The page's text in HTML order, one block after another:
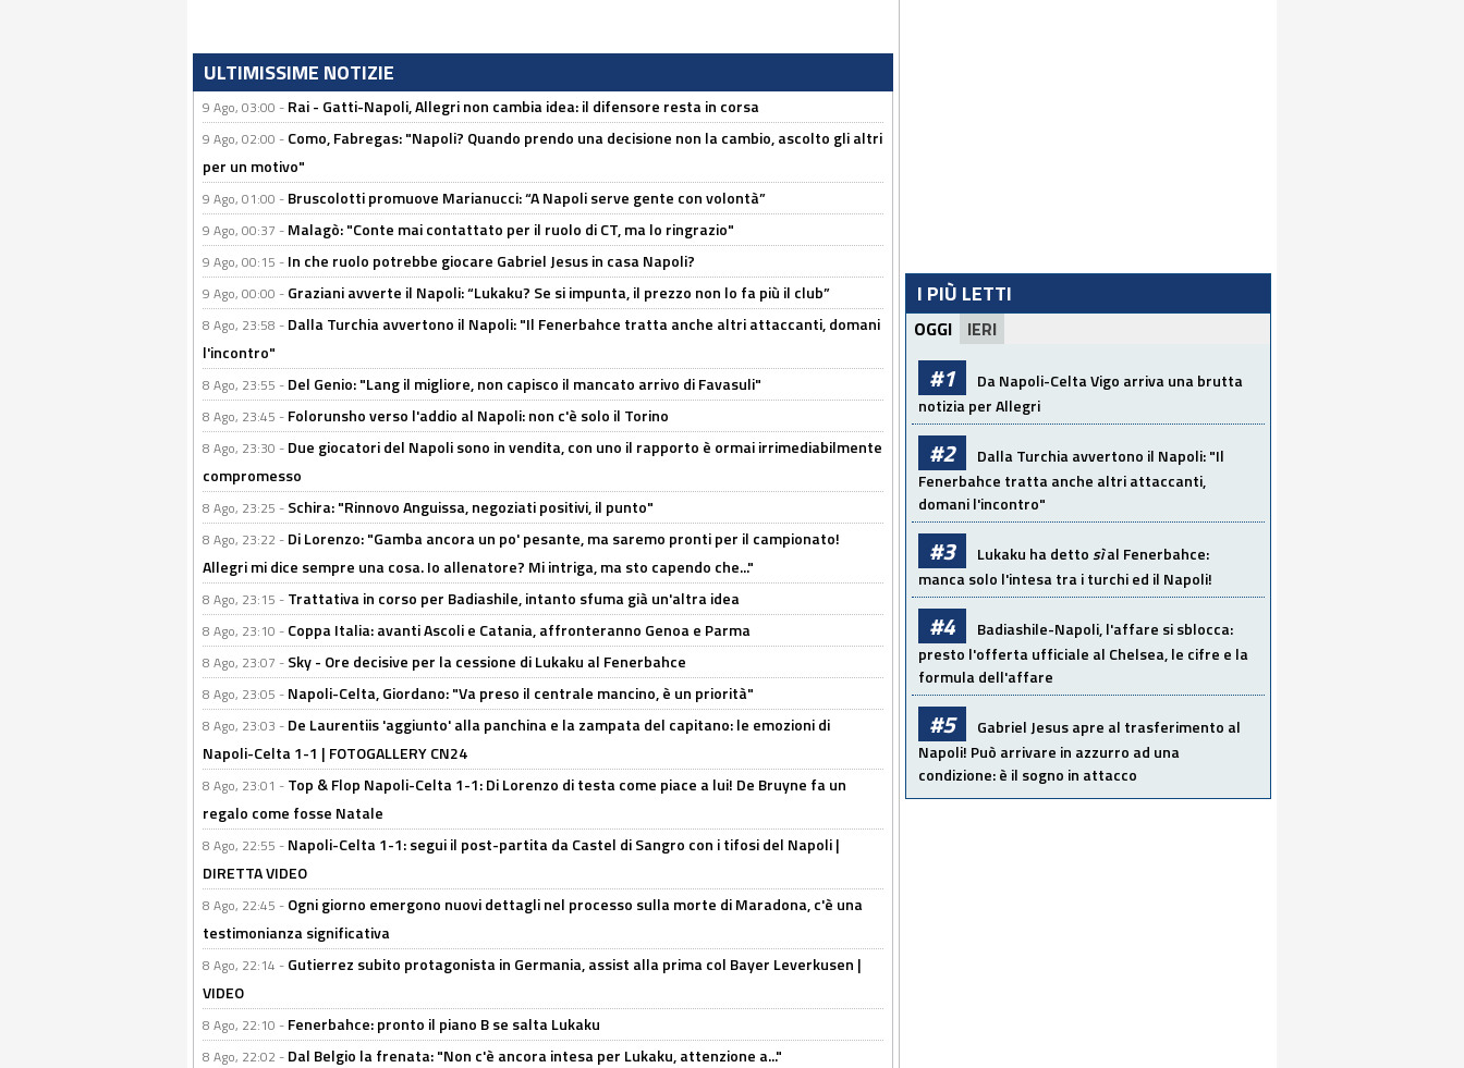
ULTIMISSIME NOTIZIE
9 Ago, 03:00 - Rai - Gatti-Napoli, Allegri non cambia idea: il difensore resta in corsa
9 Ago, 02:00 - Como, Fabregas: "Napoli? Quando prendo una decisione non la cambio, ascolto gli altri
per un motivo"
9 Ago, 01:00 - Bruscolotti promuove Marianucci: “A Napoli serve gente con volontà”
9 Ago, 00:37 - Malagò: "Conte mai contattato per il ruolo di CT, ma lo ringrazio"
9 Ago, 00:15 - In che ruolo potrebbe giocare Gabriel Jesus in casa Napoli?
9 Ago, 00:00 - Graziani avverte il Napoli: “Lukaku? Se si impunta, il prezzo non lo fa più il club”
8 Ago, 23:58 - Dalla Turchia avvertono il Napoli: "Il Fenerbahce tratta anche altri attaccanti, domani
l'incontro"
8 Ago, 23:55 - Del Genio: "Lang il migliore, non capisco il mancato arrivo di Favasuli"
8 Ago, 23:45 - Folorunsho verso l'addio al Napoli: non c'è solo il Torino
8 Ago, 23:30 - Due giocatori del Napoli sono in vendita, con uno il rapporto è ormai irrimediabilmente
compromesso
8 Ago, 23:25 - Schira: "Rinnovo Anguissa, negoziati positivi, il punto"
8 Ago, 23:22 - Di Lorenzo: "Gamba ancora un po' pesante, ma saremo pronti per il campionato!
Allegri mi dice sempre una cosa. Io allenatore? Mi intriga, ma sto capendo che..."
8 Ago, 23:15 - Trattativa in corso per Badiashile, intanto sfuma già un'altra idea
8 Ago, 23:10 - Coppa Italia: avanti Ascoli e Catania, affronteranno Genoa e Parma
8 Ago, 23:07 - Sky - Ore decisive per la cessione di Lukaku al Fenerbahce
8 Ago, 23:05 - Napoli-Celta, Giordano: "Va preso il centrale mancino, è un priorità"
8 Ago, 23:03 - De Laurentiis 'aggiunto' alla panchina e la zampata del capitano: le emozioni di
Napoli-Celta 1-1 | FOTOGALLERY CN24
8 Ago, 23:01 - Top & Flop Napoli-Celta 1-1: Di Lorenzo di testa come piace a lui! De Bruyne fa un
regalo come fosse Natale
8 Ago, 22:55 - Napoli-Celta 1-1: segui il post-partita da Castel di Sangro con i tifosi del Napoli |
DIRETTA VIDEO
8 Ago, 22:45 - Ogni giorno emergono nuovi dettagli nel processo sulla morte di Maradona, c'è una
testimonianza significativa
8 Ago, 22:14 - Gutierrez subito protagonista in Germania, assist alla prima col Bayer Leverkusen |
VIDEO
8 Ago, 22:10 - Fenerbahce: pronto il piano B se salta Lukaku
8 Ago, 22:02 - Dal Belgio la frenata: "Non c'è ancora intesa per Lukaku, attenzione a..."
I PIÙ LETTI
OGGI IERI
#1
Da Napoli-Celta Vigo arriva una brutta
notizia per Allegri
#2
Dalla Turchia avvertono il Napoli: "Il
Fenerbahce tratta anche altri attaccanti,
domani l'incontro"
#3 Lukaku ha dettosìal Fenerbahce:
manca solo l'intesa tra i turchi ed il Napoli!
#4
Badiashile-Napoli, l'affare si sblocca:
presto l'offerta ufficiale al Chelsea, le cifre e la
formula dell'affare
#5
Gabriel Jesus apre al trasferimento al
Napoli! Può arrivare in azzurro ad una
condizione: è il sogno in attacco